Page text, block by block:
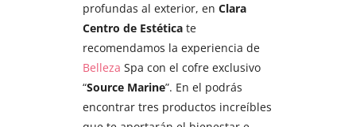
profundas al exterior, en Clara
Centro de Estéticate
recomendamos la experiencia de
Belleza Spa con el cofre exclusivo
“Source Marine”. En el podrás
encontrar tres productos increíbles